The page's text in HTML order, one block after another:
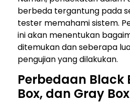
berbeda tergantung pada
tester memahami sistem.
ini akan menentukan
ditemukan dan seberapa
pengujian yang dilakukan.
Perbedaan Black
Box, dan Gray Box